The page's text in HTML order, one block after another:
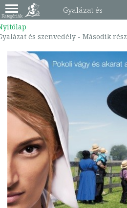
Gyalázat és
rész | 9786155763922
és szenvedély - Második rész